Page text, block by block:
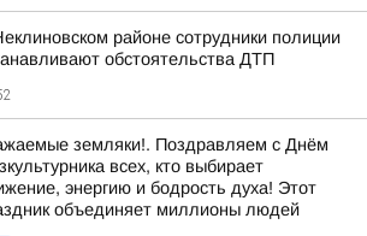
районе сотрудники полиции
обстоятельства ДТП
земляки!. Поздравляем с Днём
всех, кто выбирает
энергию и бодрость духа! Этот
объединяет миллионы людей